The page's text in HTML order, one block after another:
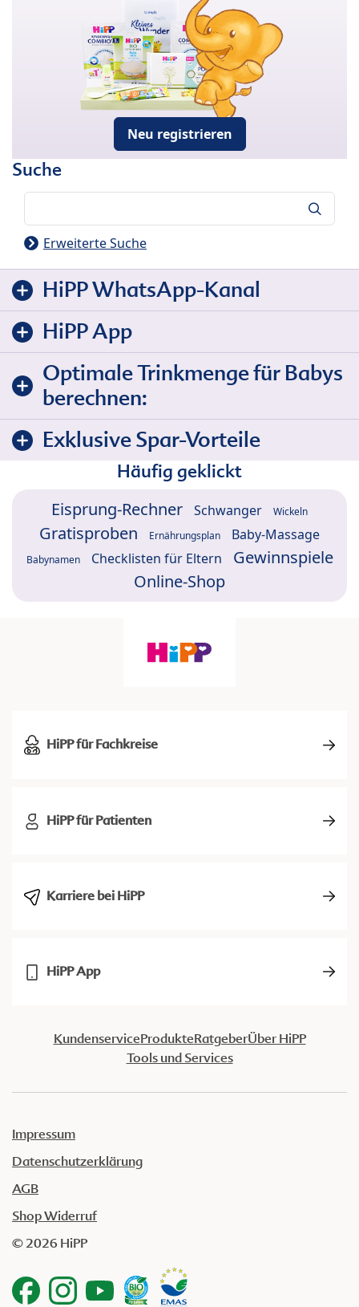
Neu registrieren
Suche
Erweiterte Suche
HiPP WhatsApp-Kanal
HiPP App
Optimale Trinkmenge für Babys
berechnen:
Exklusive Spar-Vorteile
Häufig geklickt
Eisprung-Rechner Schwanger Wickeln
Gratisproben Ernährungsplan Baby-Massage
Babynamen Checklisten für Eltern
Gewinnspiele
Online-Shop
HiPP für Fachkreise
HiPP für Patienten
Karriere bei HiPP
HiPP App
KundenserviceProdukteRatgeberÜber HiPP
Tools und Services
Impressum
Datenschutzerklärung
AGB
Shop Widerruf
© 2026 HiPP